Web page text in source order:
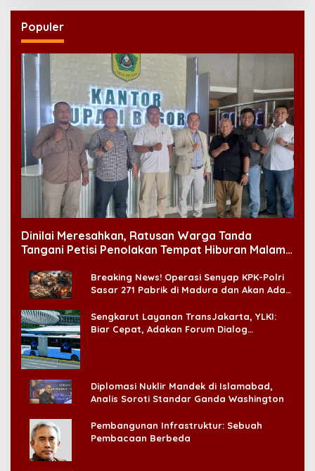
Populer
Dinilai Meresahkan, Ratusan Warga Tanda
Tangani Petisi Penolakan Tempat Hiburan Malam
Breaking News! Operasi Senyap KPK-Polri
Sasar 271 Pabrik di Madura dan Akan Ada
Sengkarut Layanan TransJakarta, YLKI:
Biar Cepat, Adakan Forum Dialog
Diplomasi Nuklir Mandek di Islamabad,
Analis Soroti Standar Ganda Washington
Pembangunan Infrastruktur: Sebuah
Pembacaan Berbeda